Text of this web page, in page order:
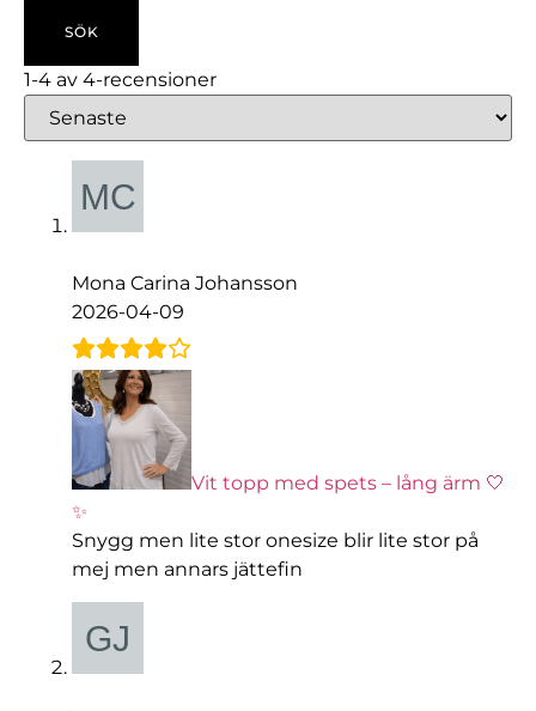
SÖK
1-4 av 4-recensioner
Mona Carina Johansson
2026-04-09
Vit topp med spets – lång ärm 🤍
✨
Snygg men lite stor onesize blir lite stor på
mej men annars jättefin